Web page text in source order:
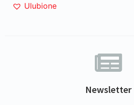
Newsletter
Ulubione